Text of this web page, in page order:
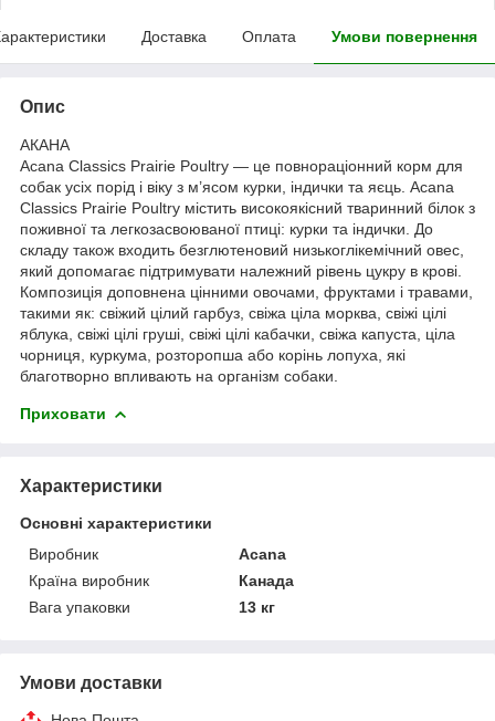
Доставка Оплата Умови повернення
Опис
АКАНА
Acana Classics Prairie Poultry — це повнораціонний корм для
собак усіх порід і віку з м’ясом курки, індички та яєць. Acana
Classics Prairie Poultry містить високоякісний тваринний білок з
поживної та легкозасвоюваної птиці: курки та індички. До
складу також входить безглютеновий низькоглікемічний овес,
який допомагає підтримувати належний рівень цукру в крові.
Композиція доповнена цінними овочами, фруктами і травами,
такими як: свіжий цілий гарбуз, свіжа ціла морква, свіжі цілі
яблука, свіжі цілі груші, свіжі цілі кабачки, свіжа капуста, ціла
чорниця, куркума, розторопша або корінь лопуха, які
благотворно впливають на організм собаки.
Приховати
Характеристики
Основні характеристики
Виробник
Acana
Країна виробник
Канада
Вага упаковки
13 кг
Умови доставки